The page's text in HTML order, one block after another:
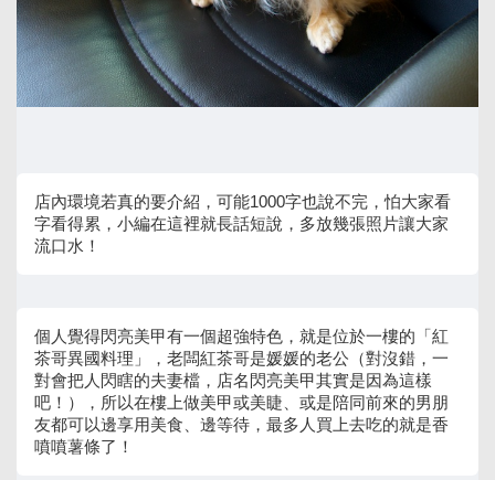
店內環境若真的要介紹，可能1000字也說不完，怕大家看
字看得累，小編在這裡就長話短說，多放幾張照片讓大家
流口水！
個人覺得閃亮美甲有一個超強特色，就是位於一樓的「紅
茶哥異國料理」，老闆紅茶哥是媛媛的老公（對沒錯，一
對會把人閃瞎的夫妻檔，店名閃亮美甲其實是因為這樣
吧！），所以在樓上做美甲或美睫、或是陪同前來的男朋
友都可以邊享用美食、邊等待，最多人買上去吃的就是香
噴噴薯條了！